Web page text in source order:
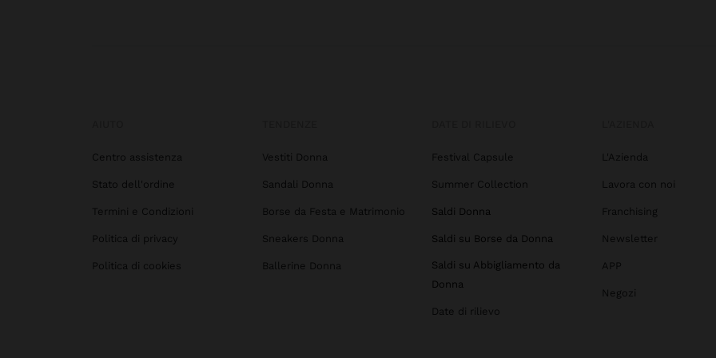
Centro assistenza
Stato dell'ordine
Termini e Condizioni
Politica di privacy
Politica di cookies
Vestiti Donna
Sandali Donna
Borse da Festa e Matrimonio
Sneakers Donna
Ballerine Donna
Festival Capsule
Summer Collection
Saldi Donna
Saldi su Borse da Donna
Saldi su Abbigliamento da
Donna
Date di rilievo
L'Azienda
Lavora con noi
Franchising
Newsletter
APP
Negozi